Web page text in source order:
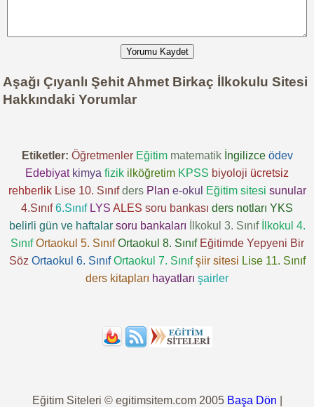
Yorumu Kaydet
Aşağı Çıyanlı Şehit Ahmet Birkaç İlkokulu Sitesi
Hakkındaki Yorumlar
Etiketler: Öğretmenler Eğitim matematik İngilizce ödev
Edebiyat kimya fizik ilköğretim KPSS biyoloji ücretsiz
rehberlik Lise 10. Sınıf ders Plan e-okul Eğitim sitesi sunular
4.Sınıf 6.Sınıf LYS ALES soru bankası ders notları YKS
belirli gün ve haftalar soru bankaları İlkokul 3. Sınıf
İlkokul 4.
Sınıf Ortaokul 5. Sınıf Ortaokul 8. Sınıf Eğitimde Yepyeni Bir
Söz Ortaokul 6. Sınıf Ortaokul 7. Sınıf şiir sitesi Lise 11. Sınıf
ders kitapları hayatları şairler
Eğitim Siteleri © egitimsitem.com 2005 Başa Dön